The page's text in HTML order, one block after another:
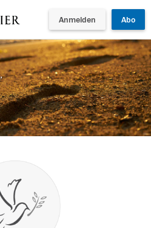
Anmelden Abo